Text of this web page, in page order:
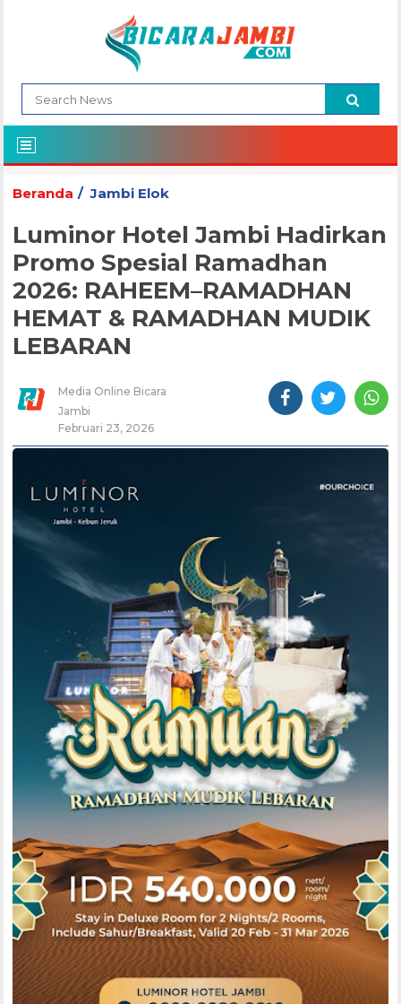
Beranda Jambi Elok
Luminor Hotel Jambi Hadirkan
Promo Spesial Ramadhan
2026: RAHEEM–RAMADHAN
HEMAT & RAMADHAN MUDIK
LEBARAN
Media Online Bicara
Jambi
Februari 23, 2026